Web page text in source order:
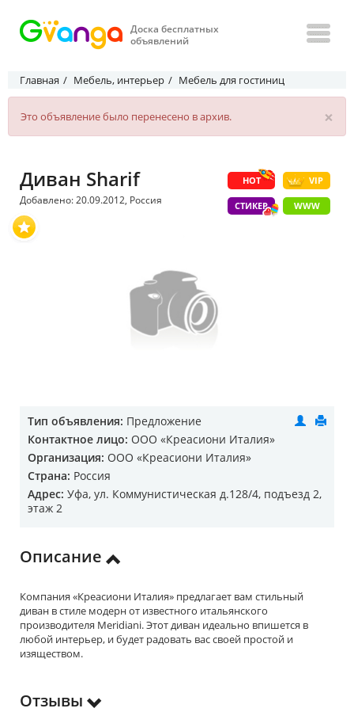
Доска бесплатных
объявлений
Главная Мебель, интерьер Мебель для гостиниц
×
Это объявление было перенесено в архив.
HOT VIP
СТИКЕР WWW
Диван Sharif
Добавлено: 20.09.2012, Россия
Тип объявления: Предложение
Контактное лицо: ООО «Креасиони Италия»
Организация: ООО «Креасиони Италия»
Страна: Россия
Адрес: Уфа, ул. Коммунистическая д.128/4, подъезд 2,
этаж 2
Описание
Компания «Креасиони Италия» предлагает вам стильный
диван в стиле модерн от известного итальянского
производителя Meridiani. Этот диван идеально впишется в
любой интерьер, и будет радовать вас своей простой и
изяществом.
Отзывы